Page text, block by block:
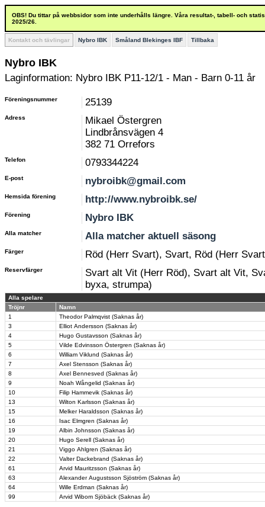
OBS! Du tittar på webbsidor som inte underhålls längre. Våra resultat-, tabell- och
2025/26.
Kontakt och tävlingar Nybro IBK Småland Blekinges IBF Tillbaka
Nybro IBK
Laginformation: Nybro IBK P11-12/1 - Man - Barn 0-11 år
Föreningsnummer 25139
Adress
Mikael Östergren
Lindbrånsvägen 4
382 71 Orrefors
Telefon 0793344224
E-post nybroibk@gmail.com
Hemsida förening http://www.nybroibk.se/
Förening Nybro IBK
Alla matcher Alla matcher aktuell säsong
Färger Röd (Herr Svart), Svart, Röd (Herr
Reservfärger
Svart alt Vit (Herr Röd), Svart alt Vit,
byxa, strumpa)
Alla spelare
Tröjnr
Namn
1
Theodor Palmqvist (Saknas år)
3
Elliot Andersson (Saknas år)
4
Hugo Gustavsson (Saknas år)
5
Vilde Edvinsson Östergren (Saknas år)
6
William Viklund (Saknas år)
7
Axel Stensson (Saknas år)
8
Axel Bennesved (Saknas år)
9
Noah Wångelid (Saknas år)
10
Filip Hammevik (Saknas år)
13
Wilton Karlsson (Saknas år)
15
Melker Haraldsson (Saknas år)
16
Isac Elmgren (Saknas år)
19
Albin Johnsson (Saknas år)
20
Hugo Serell (Saknas år)
21
Viggo Ahlgren (Saknas år)
22
Valter Dackebrand (Saknas år)
61
Arvid Mauritzsson (Saknas år)
63
Alexander Augustsson Sjöström (Saknas år)
64
Wille Erdman (Saknas år)
99
Arvid Wibom Sjöbäck (Saknas år)